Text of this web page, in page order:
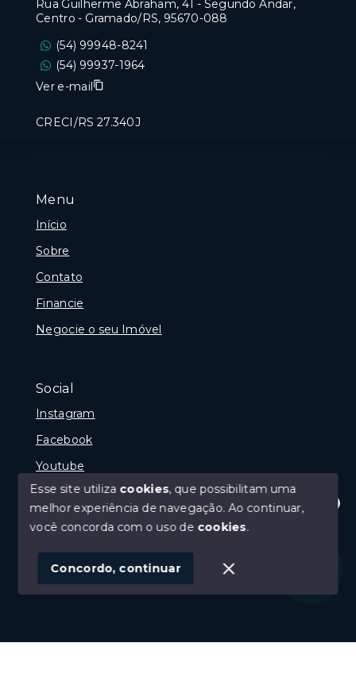
Olá! Estamos disponíveis para te ajudar.
Menu
Início
Sobre
Contato
Financie
Negocie o seu Imóvel
Social
Instagram
Facebook
Youtube
© Copyright 2026 - Gramado Class - Todos os direitos
SITE PARA IMOBILIARIA
Rua Guilherme Abraham, 41 - Segundo Andar,
Centro - Gramado/RS, 95670-088
(54) 99948-8241
(54) 99937-1964
Ver e-mail
CRECI/RS 27.340J
Esse site utiliza cookies, que possibilitam uma
melhor experiência de navegação.Ao continuar,
você concorda com o uso de cookies.
Concordo, continuar